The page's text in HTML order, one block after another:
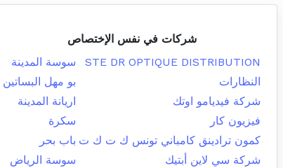
شركات في نفس الإختصاص
STE DR OPTIQUE DISTRIBUTION
سوسة المدينة
النظارات
بو مهل البساتين
شركة فيديامو اوتك
اريانة المدينة
فيزيون كار
سكرة
كمون ترادينق كامباني تونس ك ت ك ت باب بحر
شركة سي لاين أبتيك
سوسة الرياض